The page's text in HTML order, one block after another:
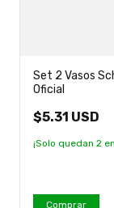
Set 2 Vasos
Oficial
$5.31 USD
¡Solo quedan 2